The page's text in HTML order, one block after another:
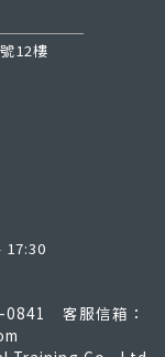
12樓
17:30
0841客服信箱：